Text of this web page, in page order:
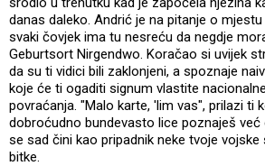
danas daleko. Andrić je na pitanje o
svaki čovjek ima tu nesreću da negdje
Geburtsort Nirgendwo. Koračao si uvijek
da su ti vidici bili zaklonjeni, a spoznaje
koje će ti ogaditi signum vlastite
povraćanja. "Malo karte, 'lim vas", prilazi ti
dobroćudno bundevasto lice poznaješ
se sad čini kao pripadnik neke tvoje vojske
bitke.